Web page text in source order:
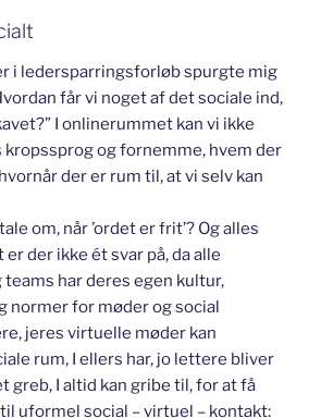
i ledersparringsforløb spurgte mig
får vi noget af det sociale ind,
I onlinerummet kan vi ikke
og fornemme, hvem der
der er rum til, at vi selv kan
om, når ’ordet er frit’? Og alles
er der ikke ét svar på, da alle
har deres egen kultur,
normer for møder og social
jeres virtuelle møder kan
rum, I ellers har, jo lettere bliver
greb, I altid kan gribe til, for at få
uformel social – virtuel – kontakt: